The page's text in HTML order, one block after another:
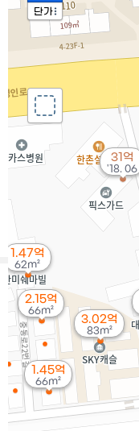
1.45억
66m²
2.15억
66m²
3.02억
83m²
1.47억
62m²
31억
'18. 06
단가